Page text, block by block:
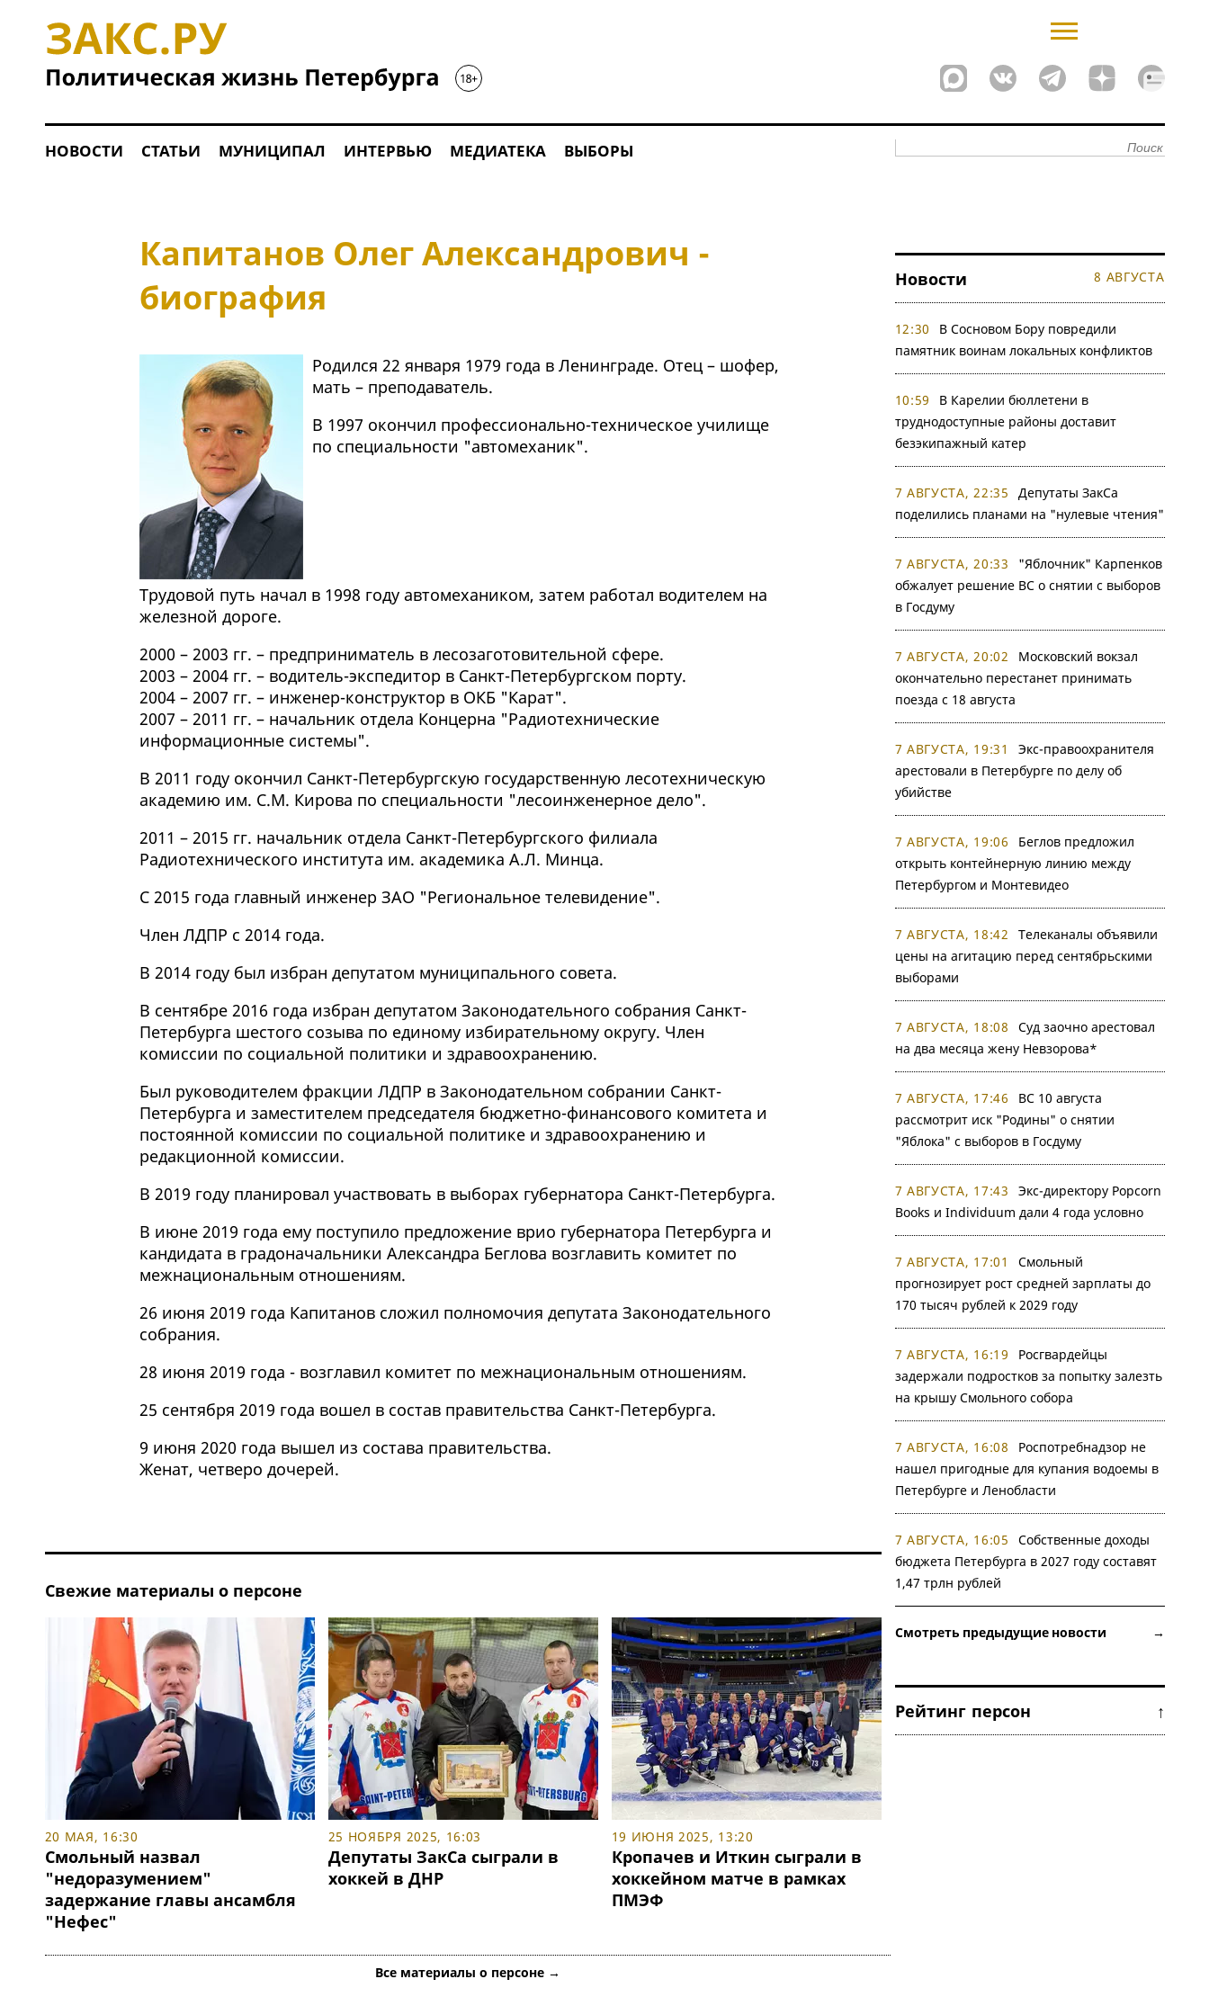
НОВОСТИ СТАТЬИ МУНИЦИПАЛ ИНТЕРВЬЮ МЕДИАТЕКА ВЫБОРЫ
Капитанов Олег Александрович -
биография
Родился 22 января 1979 года в Ленинграде. Отец – шофер,
мать – преподаватель.
В 1997 окончил профессионально-техническое училище
по специальности "автомеханик".
Трудовой путь начал в 1998 году автомехаником, затем работал водителем на
железной дороге.
2000 – 2003 гг. – предприниматель в лесозаготовительной сфере.
2003 – 2004 гг. – водитель-экспедитор в Санкт-Петербургском порту.
2004 – 2007 гг. – инженер-конструктор в ОКБ "Карат".
2007 – 2011 гг. – начальник отдела Концерна "Радиотехнические
информационные системы".
В 2011 году окончил Санкт-Петербургскую государственную лесотехническую
академию им. С.М. Кирова по специальности "лесоинженерное дело".
2011 – 2015 гг. начальник отдела Санкт-Петербургского филиала
Радиотехнического института им. академика А.Л. Минца.
С 2015 года главный инженер ЗАО "Региональное телевидение".
Член ЛДПР с 2014 года.
В 2014 году был избран депутатом муниципального совета.
В сентябре 2016 года избран депутатом Законодательного собрания Санкт-
Петербурга шестого созыва по единому избирательному округу. Член
комиссии по социальной политики и здравоохранению.
Был руководителем фракции ЛДПР в Законодательном собрании Санкт-
Петербурга и заместителем председателя бюджетно-финансового комитета и
постоянной комиссии по социальной политике и здравоохранению и
редакционной комиссии.
В 2019 году планировал участвовать в выборах губернатора Санкт-Петербурга.
В июне 2019 года ему поступило предложение врио губернатора Петербурга и
кандидата в градоначальники Александра Беглова возглавить комитет по
межнациональным отношениям.
26 июня 2019 года Капитанов сложил полномочия депутата Законодательного
собрания.
28 июня 2019 года - возглавил комитет по межнациональным отношениям.
25 сентября 2019 года вошел в состав правительства Санкт-Петербурга.
9 июня 2020 года вышел из состава правительства.
Женат, четверо дочерей.
Свежие материалы о персоне
20 МАЯ, 16:30
Смольный назвал
"недоразумением"
задержание главы ансамбля
"Нефес"
25 НОЯБРЯ 2025, 16:03
Депутаты ЗакСа сыграли в
хоккей в ДНР
19 ИЮНЯ 2025, 13:20
Кропачев и Иткин сыграли в
хоккейном матче в рамках
ПМЭФ
Все материалы о персоне →
Новости 8 АВГУСТА
12:30
В Сосновом Бору повредили
памятник воинам локальных конфликтов
10:59
В Карелии бюллетени в
труднодоступные районы доставит
безэкипажный катер
7 АВГУСТА, 22:35
Депутаты ЗакСа
поделились планами на "нулевые чтения"
7 АВГУСТА, 20:33
"Яблочник" Карпенков
обжалует решение ВС о снятии с выборов
в Госдуму
7 АВГУСТА, 20:02
Московский вокзал
окончательно перестанет принимать
поезда с 18 августа
7 АВГУСТА, 19:31
Экс-правоохранителя
арестовали в Петербурге по делу об
убийстве
7 АВГУСТА, 19:06
Беглов предложил
открыть контейнерную линию между
Петербургом и Монтевидео
7 АВГУСТА, 18:42
Телеканалы объявили
цены на агитацию перед сентябрьскими
выборами
7 АВГУСТА, 18:08
Суд заочно арестовал
на два месяца жену Невзорова*
7 АВГУСТА, 17:46
ВС 10 августа
рассмотрит иск "Родины" о снятии
"Яблока" с выборов в Госдуму
7 АВГУСТА, 17:43
Экс-директору Popcorn
Books и Individuum дали 4 года условно
7 АВГУСТА, 17:01
Смольный
прогнозирует рост средней зарплаты до
170 тысяч рублей к 2029 году
7 АВГУСТА, 16:19
Росгвардейцы
задержали подростков за попытку залезть
на крышу Смольного собора
7 АВГУСТА, 16:08
Роспотребнадзор не
нашел пригодные для купания водоемы в
Петербурге и Ленобласти
7 АВГУСТА, 16:05
Собственные доходы
бюджета Петербурга в 2027 году составят
1,47 трлн рублей
Смотреть предыдущие новости →
Рейтинг персон ↑